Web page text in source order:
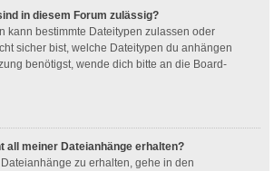
in diesem Forum zulässig?
kann bestimmte Dateitypen zulassen oder
sicher bist, welche Dateitypen du anhängen
benötigst, wende dich bitte an die Board-
all meiner Dateianhänge erhalten?
zu erhalten, gehe in den